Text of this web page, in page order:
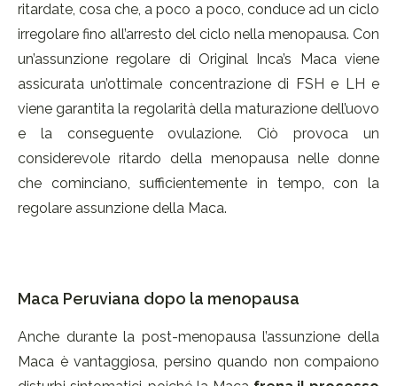
ritardate, cosa che, a poco a poco, conduce ad un ciclo
irregolare fino all’arresto del ciclo nella menopausa. Con
un’assunzione regolare di Original Inca’s Maca viene
assicurata un’ottimale concentrazione di FSH e LH e
viene garantita la regolarità della maturazione dell’uovo
e la conseguente ovulazione. Ciò provoca un
considerevole ritardo della menopausa nelle donne
che cominciano, sufficientemente in tempo, con la
regolare assunzione della Maca.
Maca Peruviana dopo la menopausa
Anche durante la post-menopausa l’assunzione della
Maca è vantaggiosa, persino quando non compaiono